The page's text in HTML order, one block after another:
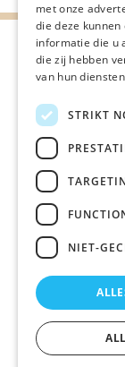
Over het
Nieuwsbrief
met onze
die deze
informatie die u
die zij hebben
van hun
STRIKT
NIET-